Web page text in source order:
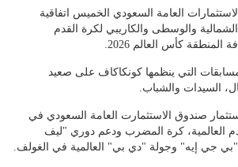
العامة السعودي الخميس اتفاقية
والوسطى والكاريبي لكرة القدم
كأس العالم 2026.
التي ينظمها كونكاكاف على صعيد
السيدات والشباب.
صندوق الاستثمارت العامة السعودي في
العالمية، كرة المضرب ودعم دوري "ليف
جي إيه" وجولة "دي بي" العالمية في الغولف.